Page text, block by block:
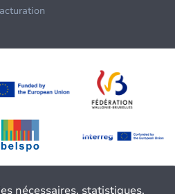
nécessaires, statistiques,